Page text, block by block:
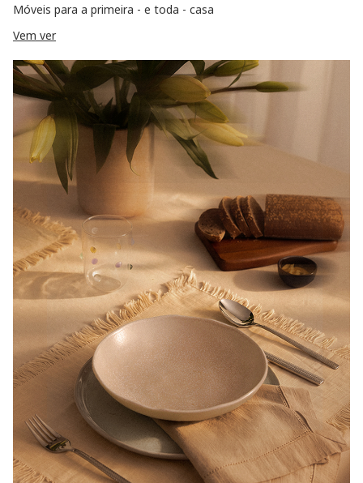
Móveis para a primeira - e toda - casa
Vem ver